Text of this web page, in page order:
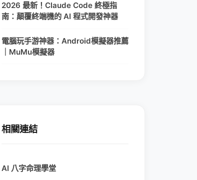
2026 最新！Claude Code 終極指
南：顛覆終端機的 AI 程式開發神器
電腦玩手游神器：Android模擬器推薦
｜MuMu模擬器
相關連結
AI 八字命理學堂